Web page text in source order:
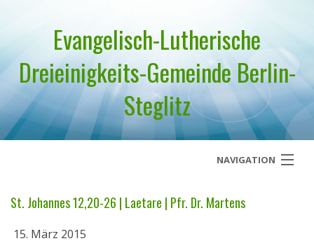
Evangelisch-Lutherische
Dreieinigkeits-Gemeinde Berlin-
Steglitz
NAVIGATION
Über uns
St. Johannes 12,20-26 | Laetare | Pfr. Dr. Martens
15. März 2015